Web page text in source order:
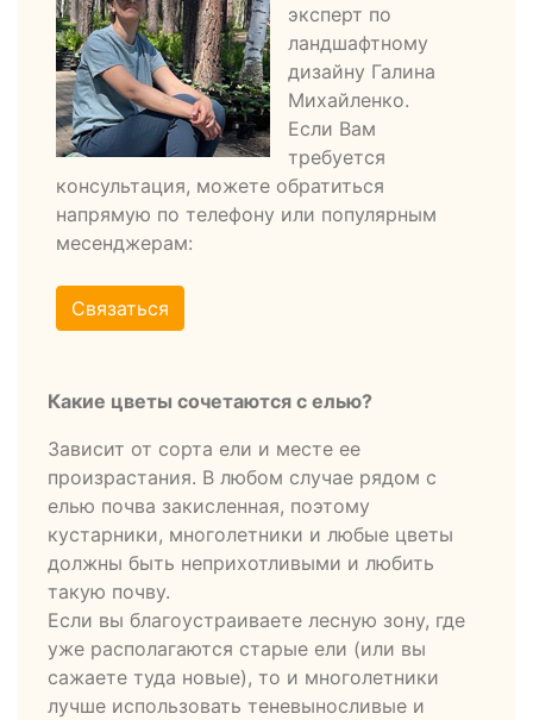
эксперт по
ландшафтному
дизайну Галина
Михайленко.
Если Вам
требуется
консультация, можете обратиться
напрямую по телефону или популярным
месенджерам:
Связаться
Какие цветы сочетаются с елью?
Зависит от сорта ели и месте ее
произрастания. В любом случае рядом с
елью почва закисленная, поэтому
кустарники, многолетники и любые цветы
должны быть неприхотливыми и любить
такую почву.
Если вы благоустраиваете лесную зону, где
уже располагаются старые ели (или вы
сажаете туда новые), то и многолетники
лучше использовать теневыносливые и